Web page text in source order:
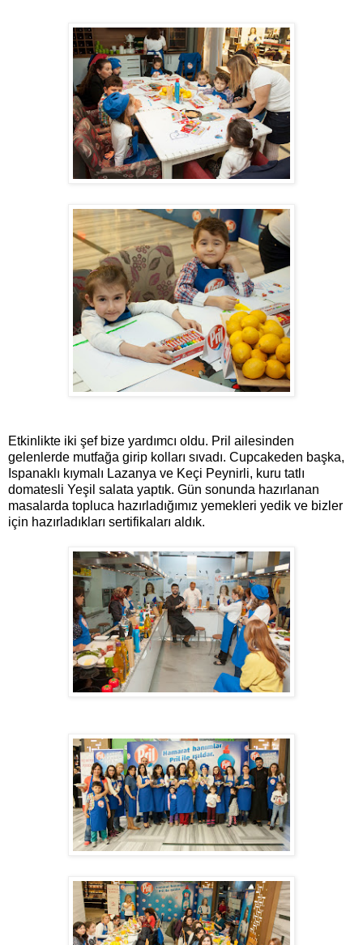
Etkinlikte iki şef bize yardımcı oldu. Pril ailesinden
gelenlerde mutfağa girip kolları sıvadı. Cupcakeden başka,
Ispanaklı kıymalı Lazanya ve Keçi Peynirli, kuru tatlı
domatesli Yeşil salata yaptık. Gün sonunda hazırlanan
masalarda topluca hazırladığımız yemekleri yedik ve bizler
için hazırladıkları sertifikaları aldık.